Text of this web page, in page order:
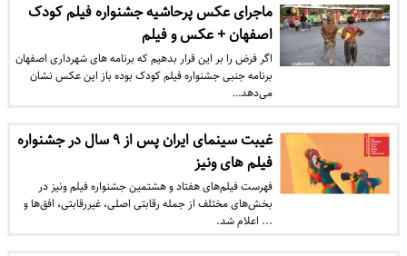
ماجرای عکس پرحاشیه جشنواره فیلم کودک
اصفهان + عکس و فیلم
اگر فرض را بر این قرار بدهیم که برنامه های شهرداری اصفهان
برنامه جنبی جشنواره فیلم کودک بوده باز این عکس نشان
می‌دهد…
غیبت سینمای ایران پس از ۹ سال در جشنواره
فیلم های ونیز
فهرست فیلم‌های هفتاد و هشتمین جشنواره فیلم ونیز در
بخش‌های مختلف از جمله رقابتی اصلی، غیررقابتی، افق‌ها و
... اعلام شد.